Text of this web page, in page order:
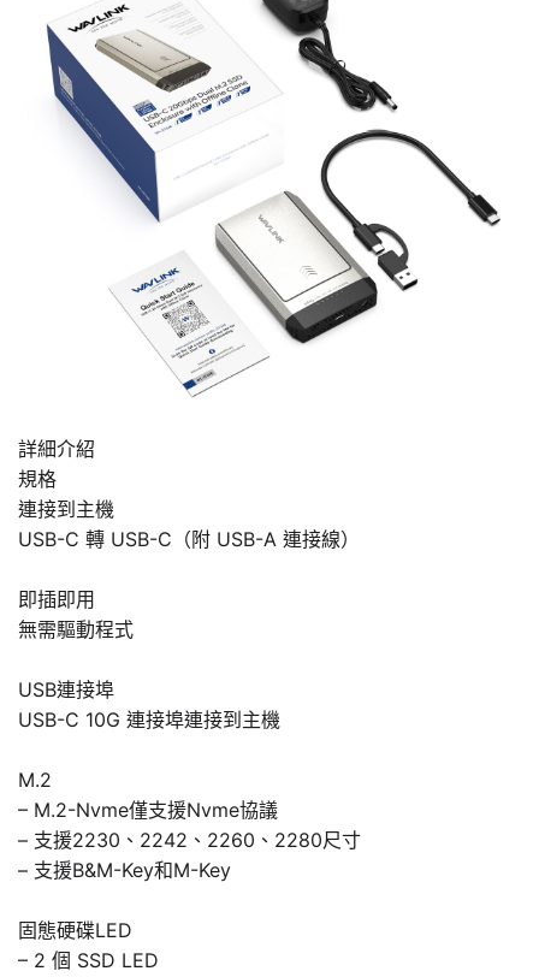
詳細介紹
規格
連接到主機
USB-C 轉 USB-C（附 USB-A 連接線）
即插即用
無需驅動程式
USB連接埠
USB-C 10G 連接埠連接到主機
M.2
– M.2-Nvme僅支援Nvme協議
– 支援2230、2242、2260、2280尺寸
– 支援B&M-Key和M-Key
固態硬碟LED
– 2 個 SSD LED